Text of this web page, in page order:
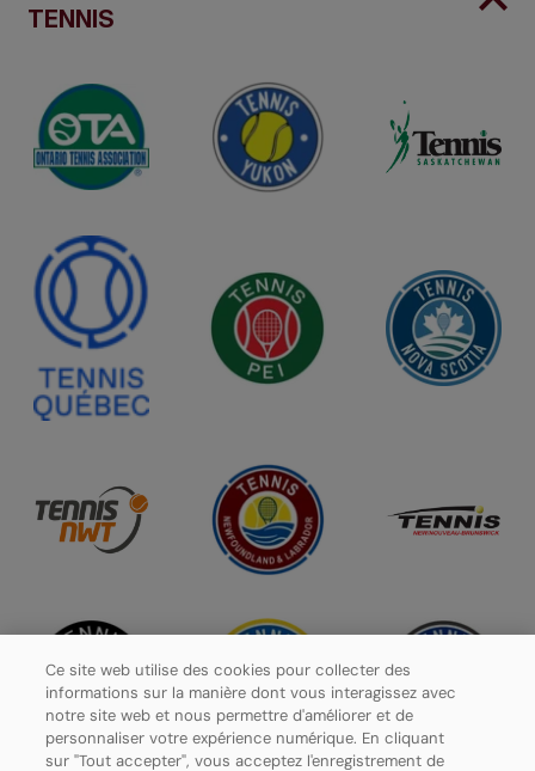
TENNIS
Ce site web utilise des cookies pour collecter des
informations sur la manière dont vous interagissez avec
notre site web et nous permettre d'améliorer et de
personnaliser votre expérience numérique. En cliquant
sur "Tout accepter", vous acceptez l'enregistrement de